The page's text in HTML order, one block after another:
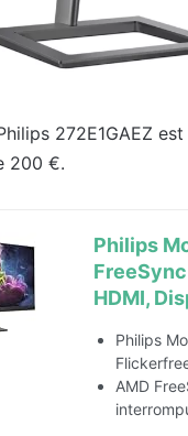
272E1GAEZ
200 €.
Philips
HDMI,
Philips
AMD